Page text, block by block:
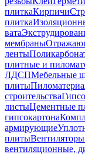
плиткаКирпичи
плитка
вата
мембраны
ленты
плитные и
ЛДСПМебельные
плиты
строительства
листыЦементные
гипсокартона
армирующие
плиты
вентиляционные,